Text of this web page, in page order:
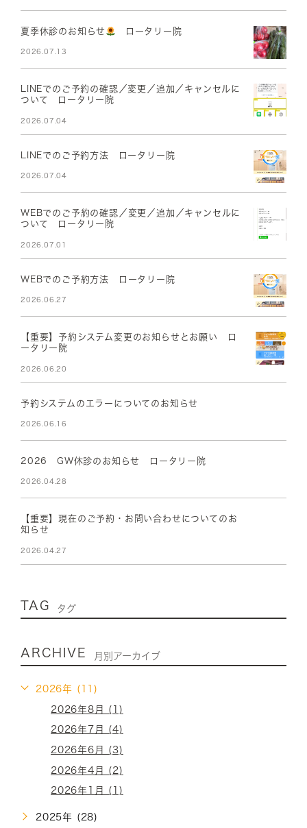
夏季休診のお知らせ ロータリー院
2026.07.13
LINEでのご予約の確認／変更／追加／キャンセルに
ついて ロータリー院
2026.07.04
LINEでのご予約方法 ロータリー院
2026.07.04
WEBでのご予約の確認／変更／追加／キャンセルに
ついて ロータリー院
2026.07.01
WEBでのご予約方法 ロータリー院
2026.06.27
【重要】予約システム変更のお知らせとお願い ロ
ータリー院
2026.06.20
予約システムのエラーについてのお知らせ
2026.06.16
2026 GW休診のお知らせ ロータリー院
2026.04.28
【重要】現在のご予約・お問い合わせについてのお
知らせ
2026.04.27
TAG タグ
ARCHIVE 月別アーカイブ
2026年 (11)
2026年8月 (1)
2026年7月 (4)
2026年6月 (3)
2026年4月 (2)
2026年1月 (1)
2025年 (28)